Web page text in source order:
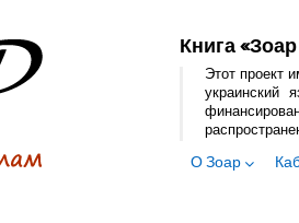
Книга
Этот проект
украинский
О Зоар